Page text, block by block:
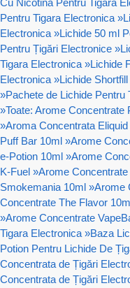
Cu Nicotină Pentru Tigara
Pentru Tigara Electronica »
Electronica »Lichide 50 ml
Pentru Țigări Electronice »
Tigara Electronica »Lichide
Electronica »Lichide
»Pachete de Lichide Pentru
»Toate: Arome Concentrate
»Aroma Concentrata
Puff Bar 10ml »Arome
e-Potion 10ml »Arome
K-Fuel »Arome
Smokemania 10ml »Arome
Concentrate The Flavor
»Arome Concentrate
Tigara Electronica »Baza
Potion Pentru Lichide De
Concentrata de Țigări
Concentrata de Țigări